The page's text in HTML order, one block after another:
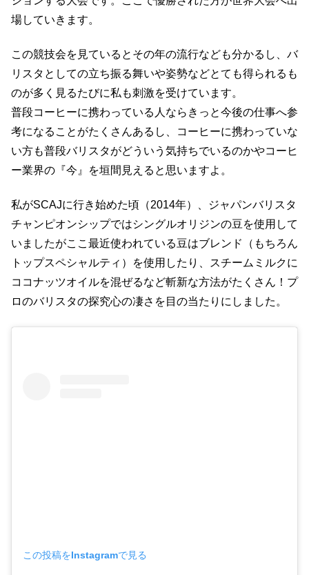
場していきます。
この競技会を見ているとその年の流行なども分かるし、バ
リスタとしての立ち振る舞いや姿勢などとても得られるも
のが多く見るたびに私も刺激を受けています。
普段コーヒーに携わっている人ならきっと今後の仕事へ参
考になることがたくさんあるし、コーヒーに携わっていな
い方も普段バリスタがどういう気持ちでいるのかやコーヒ
ー業界の『今』を垣間見えると思いますよ。
私がSCAJに行き始めた頃（2014年）、ジャパンバリスタ
チャンピオンシップではシングルオリジンの豆を使用して
いましたがここ最近使われている豆はブレンド（もちろん
トップスペシャルティ）を使用したり、スチームミルクに
ココナッツオイルを混ぜるなど斬新な方法がたくさん！プ
ロのバリスタの探究心の凄さを目の当たりにしました。
この投稿をInstagramで見る